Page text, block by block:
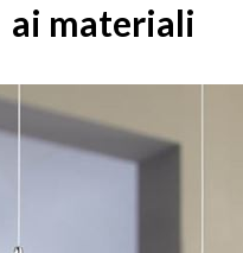
ai materiali